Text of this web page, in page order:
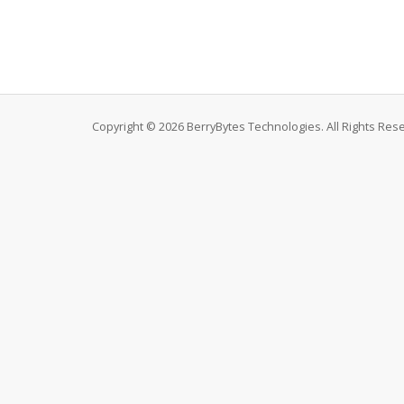
Copyright © 2026 BerryBytes Technologies. All Rights